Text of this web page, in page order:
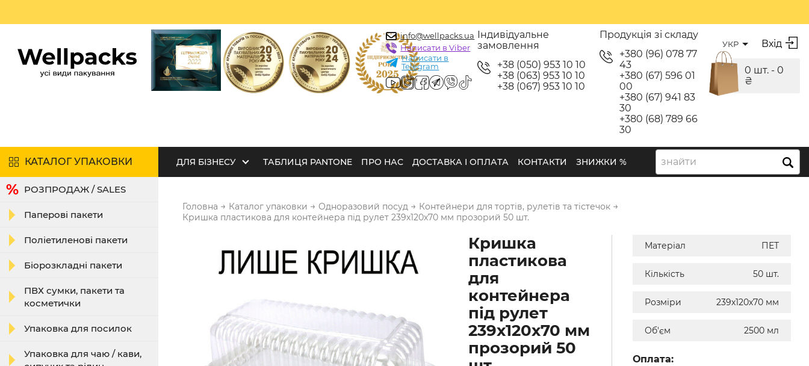
info@wellpacks.ua
Написати в Viber
Написати в
Telegram
Індивідуальне
замовлення
+38 (050) 953 10 10
+38 (063) 953 10 10
+38 (067) 953 10 10
Продукція зі складу
+380 (96) 078 77
43
+380 (67) 596 01
00
+380 (67) 941 83
30
+380 (68) 789 66
30
УКР Вхід
0 шт. - 0
₴
КАТАЛОГ УПАКОВКИ ДЛЯ БІЗНЕСУ ТАБЛИЦЯ PANTONE ПРО НАС ДОСТАВКА І ОПЛАТА КОНТАКТИ ЗНИЖКИ % знайти
РОЗПРОДАЖ / SALES
Паперові пакети
Поліетиленові пакети
Біорозкладні пакети
ПВХ сумки, пакети та
косметички
Упаковка для посилок
Упаковка для чаю / кави,
Головна → Каталог упаковки → Одноразовий посуд → Контейнери для тортів, рулетів та тістечок →
Кришка пластикова для контейнера під рулет 239х120х70 мм прозорий 50 шт.
Кришка
пластикова
для
контейнера
під рулет
239х120х70 мм
прозорий 50
Матеріал ПЕТ
Кількість 50 шт.
Розміри 239х120х70 мм
Об'єм 2500 мл
Оплата: